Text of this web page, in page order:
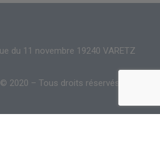
du 11 novembre 19240 VARETZ
2020 – Tous droits réservés